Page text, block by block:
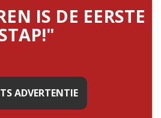
IS DE EERSTE
ADVERTENTIE